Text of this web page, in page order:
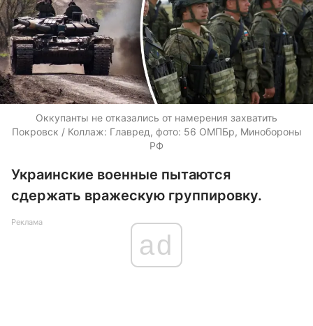
Оккупанты не отказались от намерения захватить
Покровск / Коллаж: Главред, фото: 56 ОМПБр, Минобороны
РФ
Украинские военные пытаются
сдержать вражескую группировку.
Реклама
ad